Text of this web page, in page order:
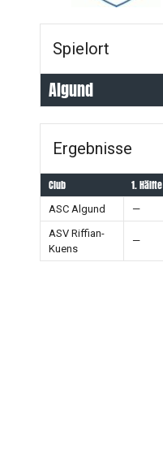
Spielort
Algund
Ergebnisse
Club 1. Hälfte
ASC Algund —
ASV Riffian-
Kuens
—